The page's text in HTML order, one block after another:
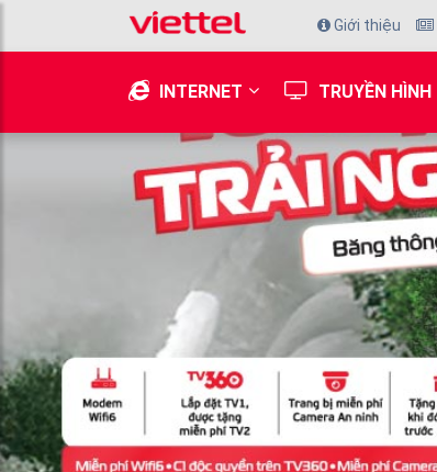
Giới thiệu
INTERNET TRUYỀN HÌNH